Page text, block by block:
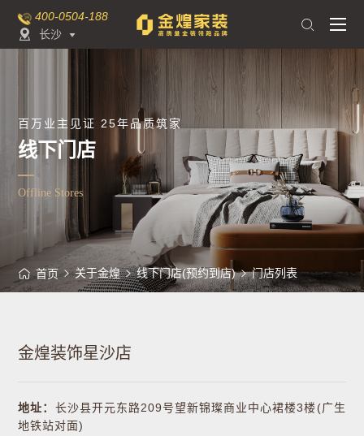
400-0504-188
长沙 

百万业主见证 25年品质筑家
线下门店
Offline Stores
首页 关于金煌 线下门店(预约到店) 门店列表
金煌装饰星沙店
地址： 长沙县开元东路209号望新锦璨商业中心裙楼3楼(广生
地铁站对面)